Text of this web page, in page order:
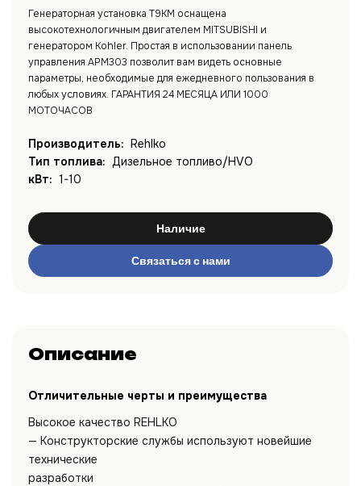
Генераторная установка T9KM оснащена
высокотехнологичным двигателем MITSUBISHI и
генератором Kohler. Простая в использовании панель
управления APM303 позволит вам видеть основные
параметры, необходимые для ежедневного пользования в
любых условиях. ГАРАНТИЯ 24 МЕСЯЦА ИЛИ 1000
МОТОЧАСОВ
Производитель: Rehlko
Тип топлива: Дизельное топливо/HVO
кВт: 1-10
Наличие
Связаться с нами
Описание
Отличительные черты и преимущества
Высокое качество REHLKO
— Конструкторские службы используют новейшие
технические
разработки